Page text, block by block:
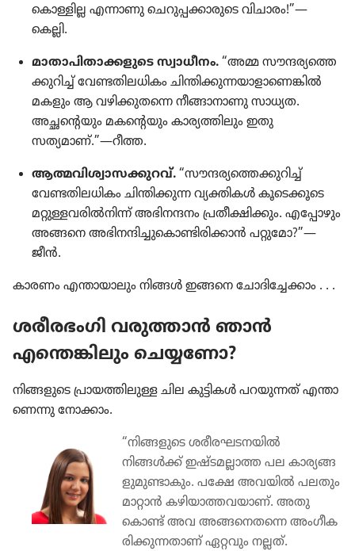
കൊള്ളില്ല എന്നാണു ചെറു​പ്പ​ക്കാ​രു​ടെ വിചാരം!”—
കെല്ലി.
മാതാ​പി​താ​ക്ക​ളു​ടെ സ്വാധീ​നം. “അമ്മ സൗന്ദര്യ​ത്തെ​
ക്കു​റിച്ച്‌ വേണ്ടതി​ല​ധി​കം ചിന്തി​ക്കു​ന്ന​യാ​ളാ​ണെ​ങ്കിൽ
മകളും ആ വഴിക്കു​ത​ന്നെ നീങ്ങാ​നാ​ണു സാധ്യത.
അച്ഛന്റെ​യും മകന്റെ​യും കാര്യ​ത്തി​ലും ഇതു
സത്യമാണ്‌.”—റീത്ത.
ആത്മവി​ശ്വാ​സ​ക്കു​റവ്‌. “സൗന്ദര്യ​ത്തെ​ക്കു​റിച്ച്‌
വേണ്ടതി​ല​ധി​കം ചിന്തി​ക്കു​ന്ന വ്യക്തികൾ കൂടെ​ക്കൂ​ടെ
മറ്റുള്ള​വ​രിൽനിന്ന്‌ അഭിന​ന്ദ​നം പ്രതീ​ക്ഷി​ക്കും. എപ്പോ​ഴും
അങ്ങനെ അഭിന​ന്ദി​ച്ചു​കൊ​ണ്ടി​രി​ക്കാൻ പറ്റുമോ?”—
ജീൻ.
കാരണം എന്തായാ​ലും നിങ്ങൾ ഇങ്ങനെ ചോദി​ച്ചേ​ക്കാം . . .
ശരീര​ഭം​ഗി വരുത്താൻ ഞാൻ
എന്തെങ്കി​ലും ചെയ്യണോ?
നിങ്ങളു​ടെ പ്രായ​ത്തി​ലു​ള്ള ചില കുട്ടികൾ പറയു​ന്നത്‌ എന്താ​
ണെ​ന്നു നോക്കാം.
“നിങ്ങളു​ടെ ശരീര​ഘ​ട​ന​യിൽ
നിങ്ങൾക്ക്‌ ഇഷ്ടമല്ലാത്ത പല കാര്യ​ങ്ങ​
ളു​മു​ണ്ടാ​കും. പക്ഷേ അവയിൽ പലതും
മാറ്റാൻ കഴിയാ​ത്ത​വ​യാണ്‌. അതു​
കൊണ്ട്‌ അവ അങ്ങനെ​ത​ന്നെ അംഗീ​ക​
രി​ക്കു​ന്ന​താണ്‌ ഏറ്റവും നല്ലത്‌.